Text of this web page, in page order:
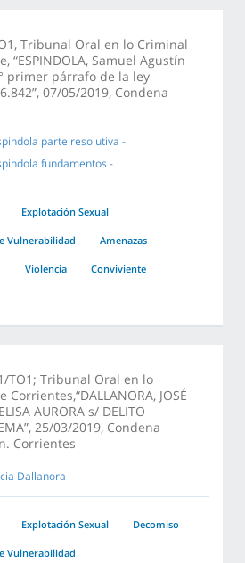
Tribunal Oral en lo Criminal
“ESPINDOLA, Samuel Agustín
primer párrafo de la ley
07/05/2019, Condena
parte resolutiva -
fundamentos -
Explotación Sexual
Vulnerabilidad Amenazas
Violencia Conviviente
TO1; Tribunal Oral en lo
JOSÉ
AURORA s/ DELITO
25/03/2019, Condena
Corrientes
Dallanora
Explotación Sexual Decomiso
Vulnerabilidad